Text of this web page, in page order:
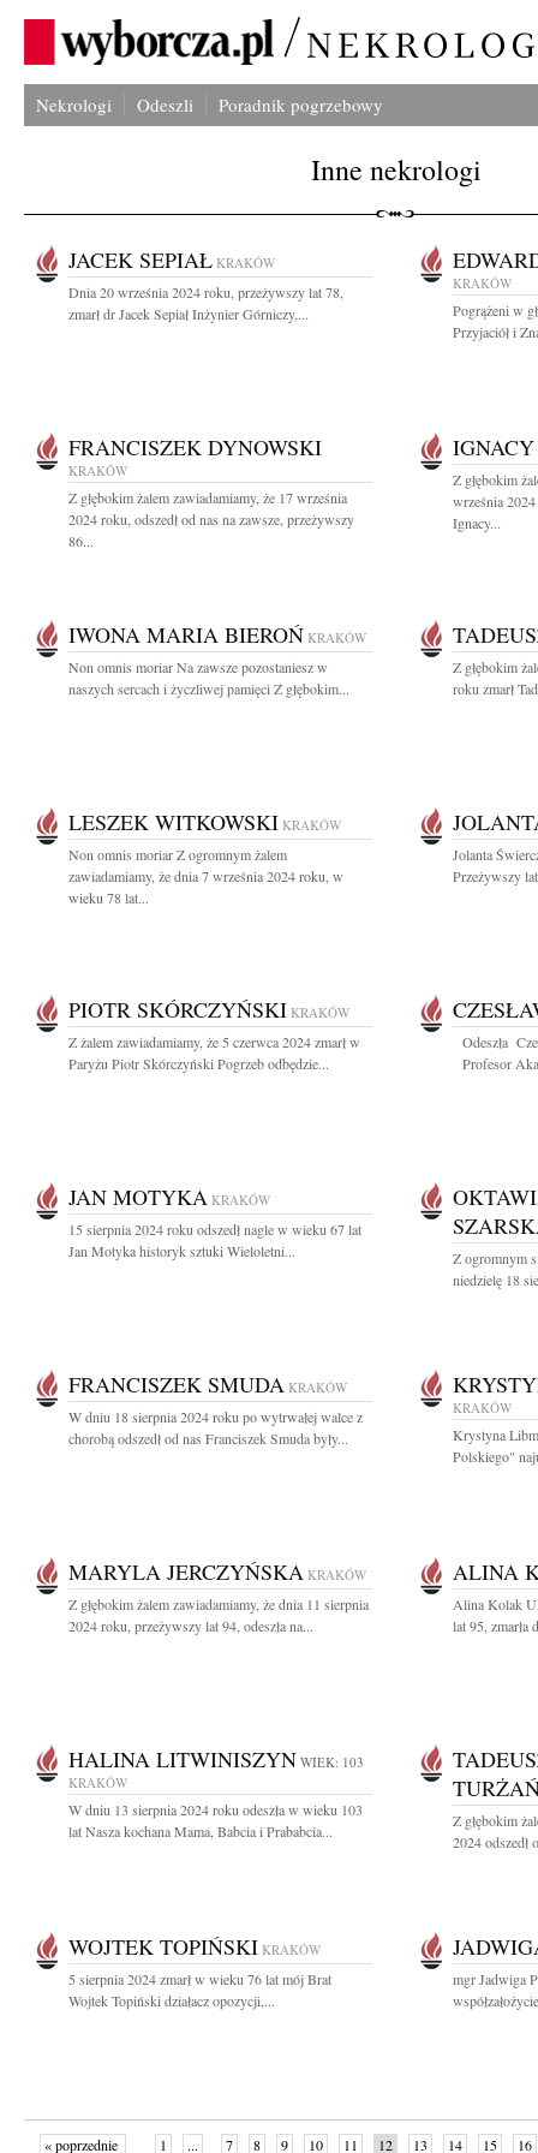
Nekrologi Odeszli Poradnik pogrzebowy
Inne nekrologi
JACEK SEPIAŁ KRAKÓW
Dnia 20 września 2024 roku, przeżywszy lat 78,
zmarł dr Jacek Sepiał Inżynier Górniczy,...
KRAKÓW
Pogrążeni w
Przyjaciół i
FRANCISZEK DYNOWSKI
KRAKÓW
Z głębokim żalem zawiadamiamy, że 17 września
2024 roku, odszedł od nas na zawsze, przeżywszy
86...
Z głębokim
września
Ignacy...
IWONA MARIA BIEROŃ KRAKÓW
Non omnis moriar Na zawsze pozostaniesz w
naszych sercach i życzliwej pamięci Z głębokim...
Z głębokim
roku zmarł
LESZEK WITKOWSKI KRAKÓW
Non omnis moriar Z ogromnym żalem
zawiadamiamy, że dnia 7 września 2024 roku, w
wieku 78 lat...
Jolanta
Przeżywszy
PIOTR SKÓRCZYŃSKI KRAKÓW
Z żalem zawiadamiamy, że 5 czerwca 2024 zmarł w
Paryżu Piotr Skórczyński Pogrzeb odbędzie...
Odeszła
Profesor
JAN MOTYKA KRAKÓW
15 sierpnia 2024 roku odszedł nagle w wieku 67 lat
Jan Motyka historyk sztuki Wieloletni...
Z ogromnym
niedzielę 18
FRANCISZEK SMUDA KRAKÓW
W dniu 18 sierpnia 2024 roku po wytrwałej walce z
chorobą odszedł od nas Franciszek Smuda były...
KRAKÓW
Krystyna
Polskiego"
MARYLA JERCZYŃSKA KRAKÓW
Z głębokim żalem zawiadamiamy, że dnia 11 sierpnia
2024 roku, przeżywszy lat 94, odeszła na...
ALINA
Alina Kolak
lat 95, zmarła
HALINA LITWINISZYN WIEK: 103
KRAKÓW
W dniu 13 sierpnia 2024 roku odeszła w wieku 103
lat Nasza kochana Mama, Babcia i Prababcia...
Z głębokim
2024 odszedł
WOJTEK TOPIŃSKI KRAKÓW
5 sierpnia 2024 zmarł w wieku 76 lat mój Brat
Wojtek Topiński działacz opozycji,...
mgr Jadwiga
« poprzednie 1 ... 7 8 9 10 11 12 13 14 15 16